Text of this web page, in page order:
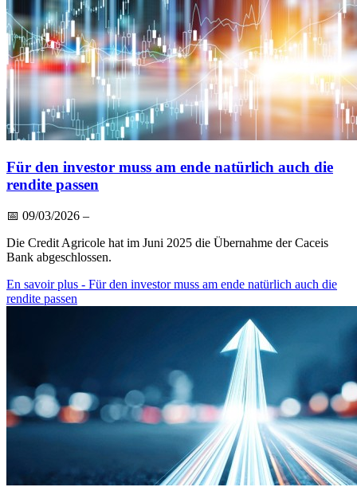
Für den investor muss am ende natürlich auch die
rendite passen
📅 09/03/2026 –
Die Credit Agricole hat im Juni 2025 die Übernahme der Caceis
Bank abgeschlossen.
En savoir plus - Für den investor muss am ende natürlich auch die
rendite passen